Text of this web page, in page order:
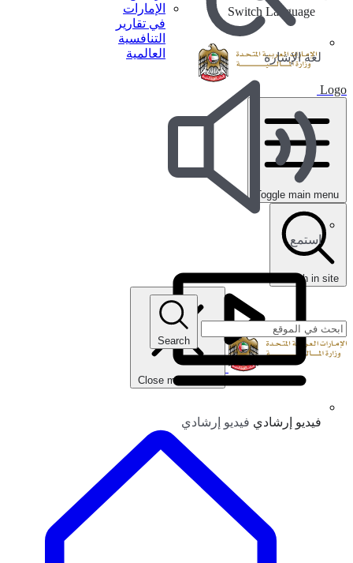
الإمارات
في تقارير
التنافسية
العالمية
لغة الإشارة
استمع
فيديو إرشادي فيديو إرشادي
Switch Language
Logo
Toggle main menu
search in site
Close main menu
Search